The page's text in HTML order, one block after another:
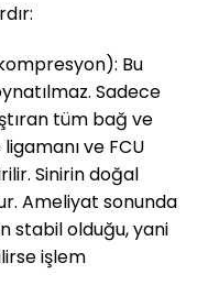
Bu
Sadece
tüm bağ ve
ve FCU
Sinirin doğal
Ameliyat sonunda
stabil olduğu, yani
işlem